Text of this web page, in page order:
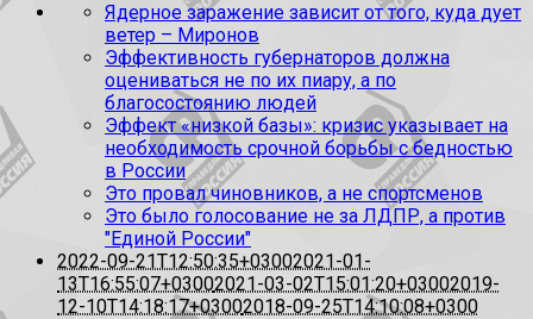
Ядерное заражение зависит от того, куда дует
ветер – Миронов
Эффективность губернаторов должна
оцениваться не по их пиару, а по
благосостоянию людей
Эффект «низкой базы»: кризис указывает на
необходимость срочной борьбы с бедностью
в России
Это провал чиновников, а не спортсменов
Это было голосование не за ЛДПР, а против
"Единой России"
2022-09-21T12:50:35+03002021-01-
13T16:55:07+03002021-03-02T15:01:20+03002019-
12-10T14:18:17+03002018-09-25T14:10:08+0300